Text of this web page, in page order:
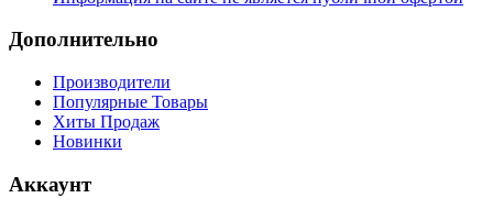
Дополнительно
Производители
Популярные Товары
Хиты Продаж
Новинки
Аккаунт